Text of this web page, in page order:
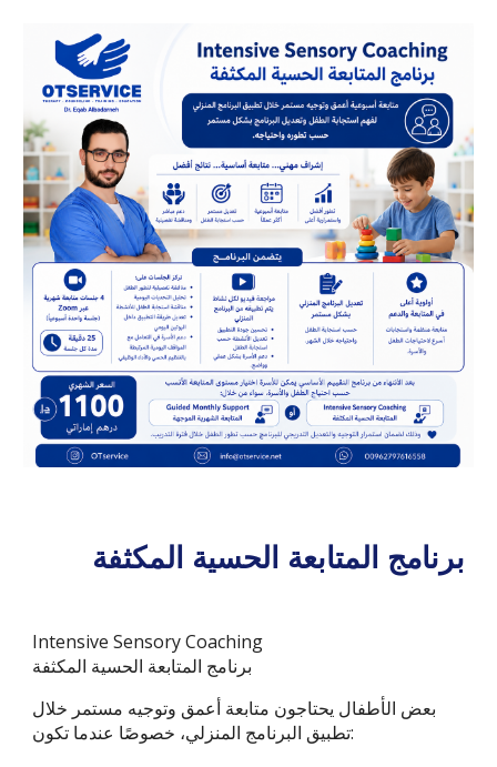
برنامج المتابعة الحسية المكثفة
Intensive Sensory Coaching
برنامج المتابعة الحسية المكثفة
بعض الأطفال يحتاجون متابعة أعمق وتوجيه مستمر خلال
تطبيق البرنامج المنزلي، خصوصًا عندما تكون: